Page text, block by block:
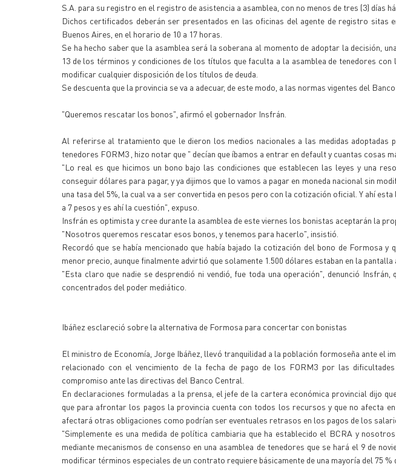
S.A. para su registro en el registro de asistencia a asamblea, con no menos de tres (3) días
Dichos certificados deberán ser presentados en las oficinas del agente de registro sitas
Buenos Aires, en el horario de 10 a 17 horas.
Se ha hecho saber que la asamblea será la soberana al momento de adoptar la decisión,
13 de los términos y condiciones de los títulos que faculta a la asamblea de tenedores
modificar cualquier disposición de los títulos de deuda.
Se descuenta que la provincia se va a adecuar, de este modo, a las normas vigentes del
"Queremos rescatar los bonos", afirmó el gobernador Insfrán.
Al referirse al tratamiento que le dieron los medios nacionales a las medidas
tenedores FORM3 , hizo notar que " decían que íbamos a entrar en default y cuantas cosas
"Lo real es que hicimos un bono bajo las condiciones que establecen las leyes y una
conseguir dólares para pagar, y ya dijimos que lo vamos a pagar en moneda nacional sin
una tasa del 5%, la cual va a ser convertida en pesos pero con la cotización oficial. Y ahí
a 7 pesos y es ahí la cuestión", expuso.
Insfrán es optimista y cree durante la asamblea de este viernes los bonistas aceptarán la
"Nosotros queremos rescatar esos bonos, y tenemos para hacerlo", insistió.
Recordó que se había mencionado que había bajado la cotización del bono de Formosa
menor precio, aunque finalmente advirtió que solamente 1.500 dólares estaban en la pantalla
"Esta claro que nadie se desprendió ni vendió, fue toda una operación", denunció
concentrados del poder mediático.
Ibáñez esclareció sobre la alternativa de Formosa para concertar con bonistas
El ministro de Economía, Jorge Ibáñez, llevó tranquilidad a la población formoseña ante el
relacionado con el vencimiento de la fecha de pago de los FORM3 por las
compromiso ante las directivas del Banco Central.
En declaraciones formuladas a la prensa, el jefe de la cartera económica provincial dijo
que para afrontar los pagos la provincia cuenta con todos los recursos y que no afecta
afectará otras obligaciones como podrían ser eventuales retrasos en los pagos de los
"Simplemente es una medida de política cambiaria que ha establecido el BCRA y
mediante mecanismos de consenso en una asamblea de tenedores que se hará el 9 de
modificar términos especiales de un contrato requiere básicamente de una mayoría del 75